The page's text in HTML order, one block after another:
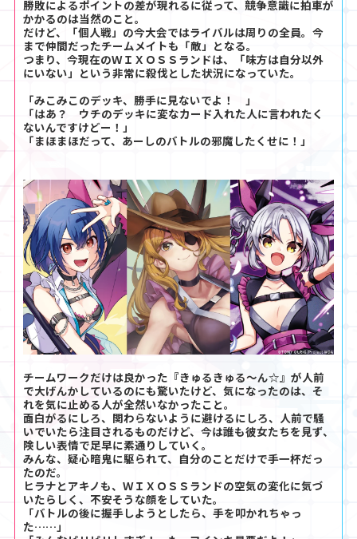
勝敗によるポイントの差が現れるに従って、競争意識に拍車が
かかるのは当然のこと。
だけど、「個人戦」の今大会ではライバルは周りの全員。今
まで仲間だったチームメイトも「敵」となる。
つまり、今現在のＷＩＸＯＳＳランドは、「味方は自分以外
にいない」という非常に殺伐とした状況になっていた。
「みこみこのデッキ、勝手に見ないでよ！ 」
「はあ？ ウチのデッキに変なカード入れた人に言われたく
ないんですけどー！」
「まほまほだって、あーしのバトルの邪魔したくせに！」
チームワークだけは良かった『きゅるきゅる～ん☆』が人前
で大げんかしているのにも驚いたけど、気になったのは、そ
れを気に止める人が全然いなかったこと。
面白がるにしろ、関わらないように避けるにしろ、人前で騒
いでいたら注目されるものだけど、今は誰も彼女たちを見ず、
険しい表情で足早に素通りしていく。
みんな、疑心暗鬼に駆られて、自分のことだけで手一杯だっ
たのだ。
ヒラナとアキノも、ＷＩＸＯＳＳランドの空気の変化に気づ
いたらしく、不安そうな顔をしていた。
「バトルの後に握手しようとしたら、手を叩かれちゃっ
た……」